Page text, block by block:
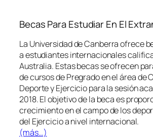
Becas Para Estudiar En El
La Universidad de Canberra ofrece
a estudiantes internacionales
Australia. Estas becas se ofrecen
de cursos de Pregrado en el área de
Deporte y Ejercicio para la sesión
2018. El objetivo de la beca es
crecimiento en el campo de los
del Ejercicio a nivel internacional.
(más…)